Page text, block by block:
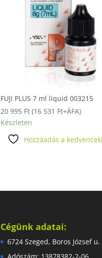
FUJI PLUS 7 ml liquid 003215
20 995 Ft (16 531 Ft+ÁFA)
Készleten
Hozzáadás a
Cégünk adatai:
6724 Szeged, Boros József u.